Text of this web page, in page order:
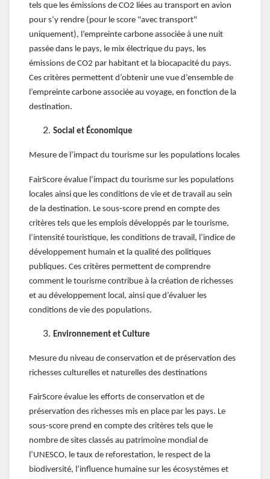
tels que les émissions de CO2 liées au transport en avion
pour s’y rendre (pour le score "avec transport"
uniquement), l’empreinte carbone associée à une nuit
passée dans le pays, le mix électrique du pays, les
émissions de CO2 par habitant et la biocapacité du pays.
Ces critères permettent d’obtenir une vue d’ensemble de
l’empreinte carbone associée au voyage, en fonction de la
destination.
Social et Économique
Mesure de l’impact du tourisme sur les populations locales
FairScore évalue l’impact du tourisme sur les populations
locales ainsi que les conditions de vie et de travail au sein
de la destination. Le sous-score prend en compte des
critères tels que les emplois développés par le tourisme,
l’intensité touristique, les conditions de travail, l’indice de
développement humain et la qualité des politiques
publiques. Ces critères permettent de comprendre
comment le tourisme contribue à la création de richesses
et au développement local, ainsi que d’évaluer les
conditions de vie des populations.
Environnement et Culture
Mesure du niveau de conservation et de préservation des
richesses culturelles et naturelles des destinations
FairScore évalue les efforts de conservation et de
préservation des richesses mis en place par les pays. Le
sous-score prend en compte des critères tels que le
nombre de sites classés au patrimoine mondial de
l’UNESCO, le taux de reforestation, le respect de la
biodiversité, l’influence humaine sur les écosystèmes et